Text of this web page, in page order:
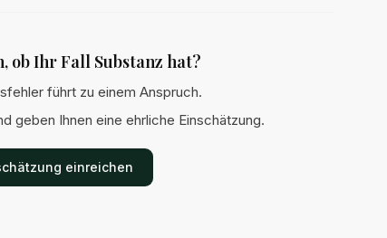
ob Ihr Fall Substanz hat?
führt zu einem Anspruch.
geben Ihnen eine ehrliche Einschätzung.
einreichen